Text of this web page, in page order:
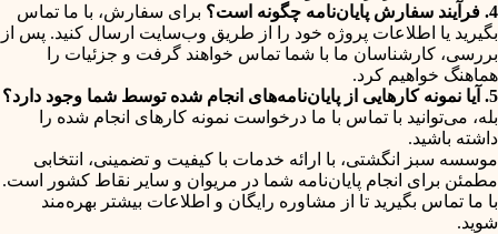
4. فرآیند سفارش پایان‌نامه چگونه است؟
برای سفارش، با ما تماس
بگیرید یا اطلاعات پروژه خود را از طریق وب‌سایت ارسال کنید. پس از
بررسی، کارشناسان ما با شما تماس خواهند گرفت و جزئیات را
هماهنگ خواهیم کرد.
5. آیا نمونه کارهایی از پایان‌نامه‌های انجام شده توسط شما وجود دارد؟
بله، می‌توانید با تماس با ما درخواست نمونه کارهای انجام شده را
داشته باشید.
موسسه سبز انگشتی، با ارائه خدمات با کیفیت و تضمینی، انتخابی
مطمئن برای انجام پایان‌نامه شما در مریوان و سایر نقاط کشور است.
با ما تماس بگیرید تا از مشاوره رایگان و اطلاعات بیشتر بهره‌مند
شوید.